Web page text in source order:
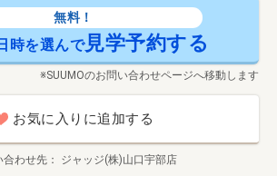
無料！
時を選んで見学予約する
※SUUMOのお問い合わせページへ移動します
お気に入りに追加する
合わせ先 ジャッジ(株)山口宇部店